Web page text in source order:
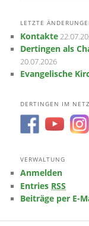
LETZTE
Kontakte
Dertingen als
20.07.2026
Evangelische
DERTINGEN IM NETZ
VERWALTUNG
Anmelden
Entries RSS
Beiträge per E-